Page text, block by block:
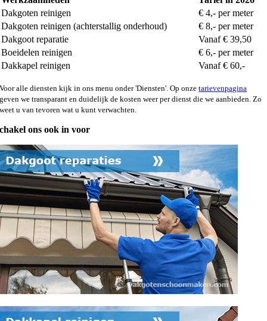
Dakgoten reinigen
€ 4,- per meter
Dakgoten reinigen (achterstallig onderhoud)
€ 8,- per meter
Dakgoot reparatie
Vanaf € 39,50
Boeidelen reinigen
€ 6,- per meter
Dakkapel reinigen
Vanaf € 60,-
Voor alle diensten kijk in ons menu onder 'Diensten'. Op onzetarievenpagina
geven we transparant en duidelijk de kosten weer per dienst die we aanbieden. Zo
weet u van tevoren wat u kunt verwachten.
ons ook in voor